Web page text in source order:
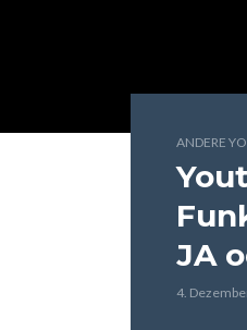
ANDERE
JA
4.